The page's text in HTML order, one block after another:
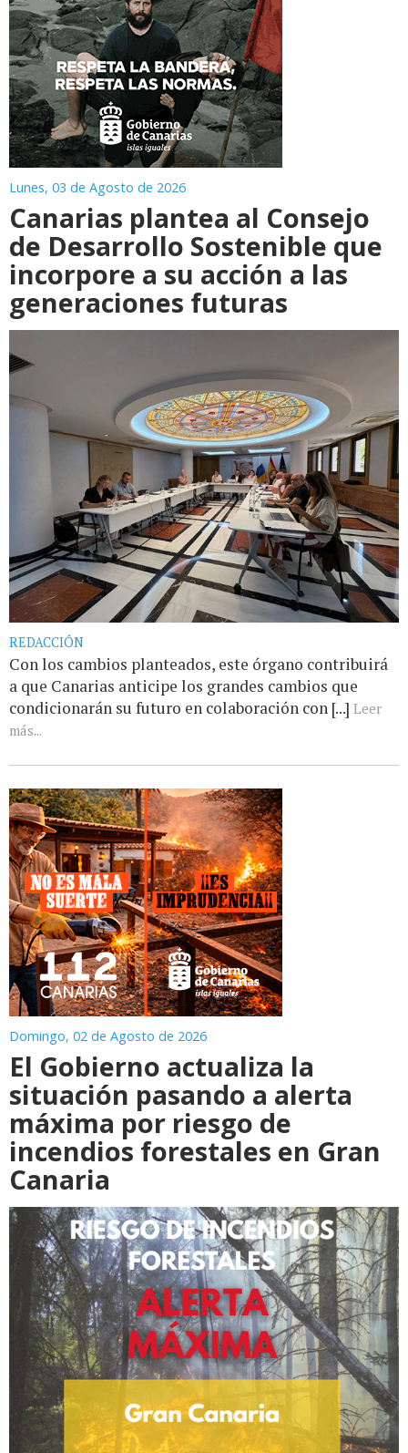
Lunes, 03 de Agosto de 2026
Canarias plantea al Consejo
de Desarrollo Sostenible que
incorpore a su acción a las
generaciones futuras
REDACCIÓN
Con los cambios planteados, este órgano contribuirá
a que Canarias anticipe los grandes cambios que
condicionarán su futuro en colaboración con [...] Leer
más...
Domingo, 02 de Agosto de 2026
El Gobierno actualiza la
situación pasando a alerta
máxima por riesgo de
incendios forestales en Gran
Canaria